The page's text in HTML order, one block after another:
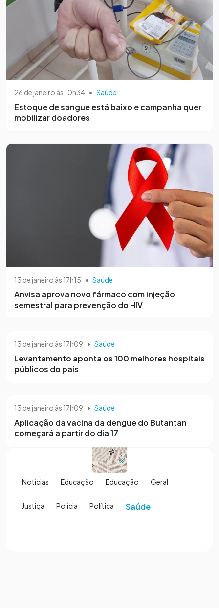
26 de janeiro às 10h34 • Saúde
Estoque de sangue está baixo e campanha quer
mobilizar doadores
13 de janeiro às 17h15 • Saúde
Anvisa aprova novo fármaco com injeção
semestral para prevenção do HIV
13 de janeiro às 17h09 • Saúde
Levantamento aponta os 100 melhores hospitais
públicos do país
13 de janeiro às 17h09 • Saúde
Aplicação da vacina da dengue do Butantan
começará a partir do dia 17
Notícias Educação Educação Geral
Justiça Polícia Política Saúde